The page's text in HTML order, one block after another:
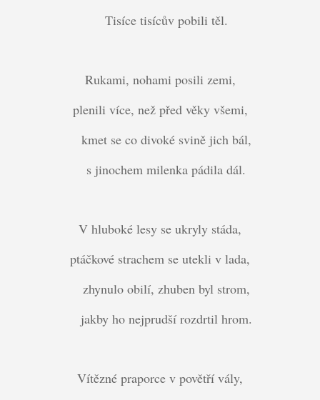
Tisíce tisícův pobili těl.
Rukami, nohami posili zemi,
plenili více, než před věky všemi,
kmet se co divoké svině jich bál,
s jinochem milenka pádila dál.
V hluboké lesy se ukryly stáda,
ptáčkové strachem se utekli v lada,
zhynulo obilí, zhuben byl strom,
jakby ho nejprudší rozdrtil hrom.
Vítězné praporce v povětří vály,